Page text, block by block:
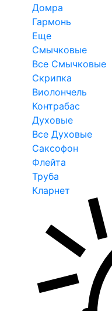
Домра
Гармонь
Еще
Смычковые
Все Смычковые
Скрипка
Виолончель
Контрабас
Духовые
Все Духовые
Саксофон
Флейта
Труба
Кларнет